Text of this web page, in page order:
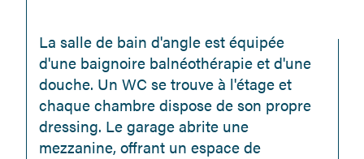
La salle de bain d'angle est équipée
d'une baignoire balnéothérapie et d'une
douche. Un WC se trouve à l'étage et
chaque chambre dispose de son propre
dressing. Le garage abrite une
mezzanine, offrant un espace de